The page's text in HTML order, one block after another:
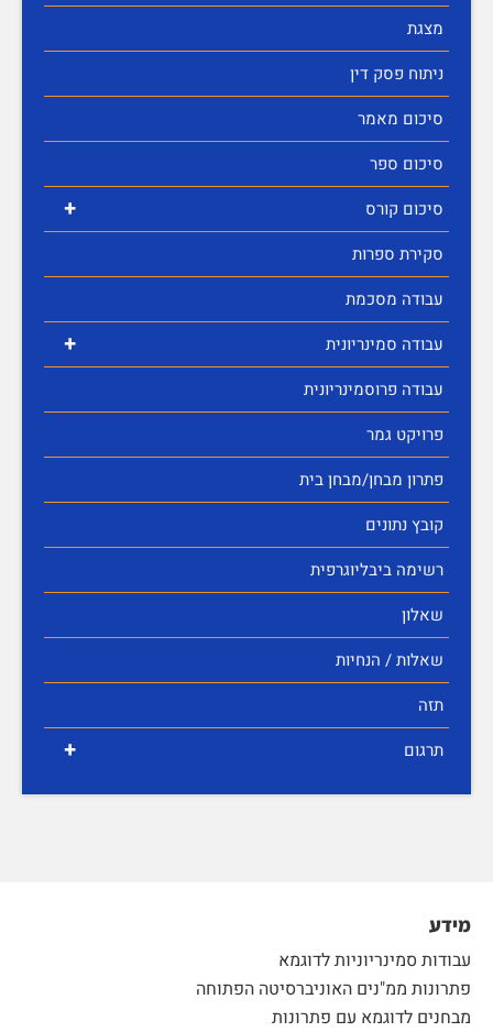
מצגת
ניתוח פסק דין
סיכום מאמר
סיכום ספר
+
סיכום קורס
סקירת ספרות
עבודה מסכמת
+
עבודה סמינריונית
עבודה פרוסמינריונית
פרויקט גמר
פתרון מבחן/מבחן בית
קובץ נתונים
רשימה ביבליוגרפית
שאלון
שאלות / הנחיות
תזה
+ תרגום
מידע
עבודות סמינריוניות לדוגמא
פתרונות ממ"נים האוניברסיטה הפתוחה
מבחנים לדוגמא עם פתרונות